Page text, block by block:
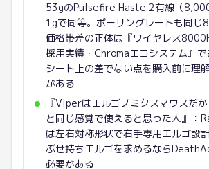
53gのPulsefire Haste 2有線（
1gで同等。ポーリングレートも同じ
価格帯差の正体は『ワイヤレス
採用実績・Chromaエコシステム』
シート上の差でない点を購入前に理
がある
『Viperはエルゴノミクスマウスだ
と同じ感覚で使えると思った人』：
は左右対称形状で右手専用エルゴ設
ぶせ持ちエルゴを求めるなら
必要がある